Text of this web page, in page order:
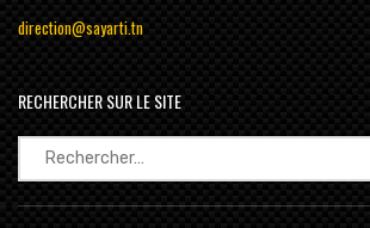
direction@sayarti.tn
RECHERCHER SUR LE SITE
Rechercher :